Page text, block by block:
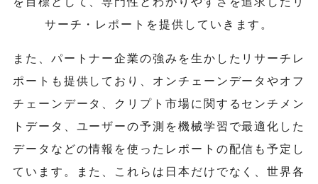
サーチ・レポートを提供していきます。
また、パートナー企業の強みを生かしたリサーチレ
ポートも提供しており、オンチェーンデータやオフ
チェーンデータ、クリプト市場に関するセンチメン
トデータ、ユーザーの予測を機械学習で最適化した
データなどの情報を使ったレポートの配信も予定し
ています。また、これらは日本だけでなく、世界各